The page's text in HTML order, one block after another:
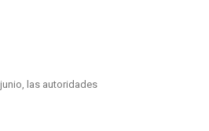
las autoridades